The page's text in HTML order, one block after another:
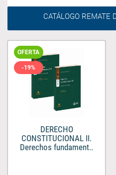
CATÁLOGO REMATE
OFERTA
-19%
DERECHO
CONSTITUCIONAL II.
Derechos fundament..